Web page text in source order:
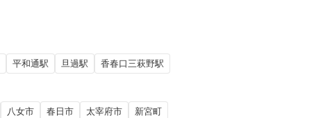
平和通駅 旦過駅 香春口三萩野駅
八女市 春日市 太宰府市 新宮町